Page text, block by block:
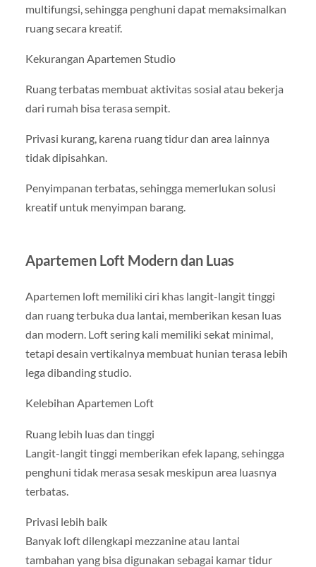
multifungsi, sehingga penghuni dapat memaksimalkan
ruang secara kreatif.
Kekurangan Apartemen Studio
Ruang terbatas membuat aktivitas sosial atau bekerja
dari rumah bisa terasa sempit.
Privasi kurang, karena ruang tidur dan area lainnya
tidak dipisahkan.
Penyimpanan terbatas, sehingga memerlukan solusi
kreatif untuk menyimpan barang.
Apartemen Loft Modern dan Luas
Apartemen loft memiliki ciri khas langit-langit tinggi
dan ruang terbuka dua lantai, memberikan kesan luas
dan modern. Loft sering kali memiliki sekat minimal,
tetapi desain vertikalnya membuat hunian terasa lebih
lega dibanding studio.
Kelebihan Apartemen Loft
Ruang lebih luas dan tinggi
Langit-langit tinggi memberikan efek lapang, sehingga
penghuni tidak merasa sesak meskipun area luasnya
terbatas.
Privasi lebih baik
Banyak loft dilengkapi mezzanine atau lantai
tambahan yang bisa digunakan sebagai kamar tidur